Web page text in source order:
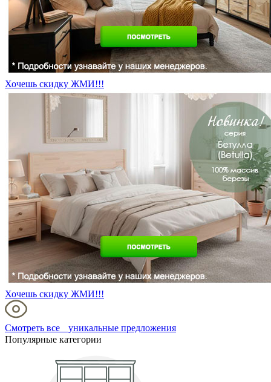
Хочешь скидку ЖМИ!!!
Хочешь скидку ЖМИ!!!
Смотреть все уникальные предложения
Популярные категории